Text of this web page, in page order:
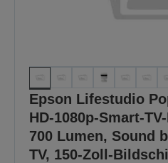
Epson Lifestudio
HD-1080p-Smart-
700 Lumen, Sound
TV, 150-Zoll-